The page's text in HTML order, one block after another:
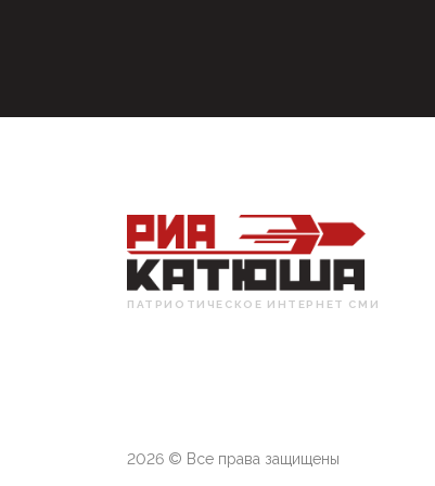
ПАТРИОТИЧЕСКОЕ ИНТЕРНЕТ СМИ
2026 © Все права защищены